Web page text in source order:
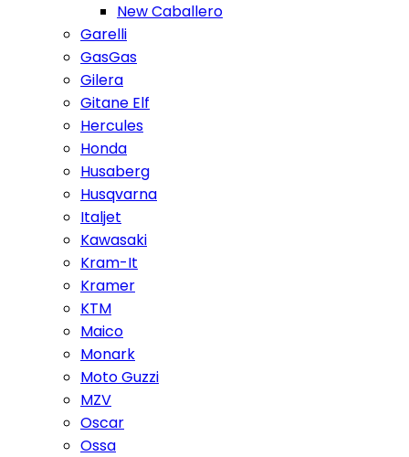
New Caballero
Garelli
GasGas
Gilera
Gitane Elf
Hercules
Honda
Husaberg
Husqvarna
Italjet
Kawasaki
Kram-It
Kramer
KTM
Maico
Monark
Moto Guzzi
MZV
Oscar
Ossa